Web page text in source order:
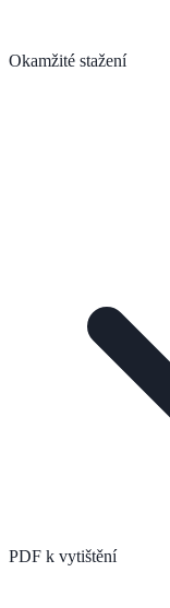
Okamžité stažení
PDF k vytištění